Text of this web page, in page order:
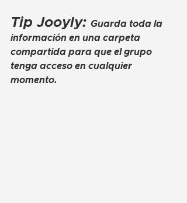
Tip Jooyly: Guarda toda la
información en una carpeta
compartida para que el grupo
tenga acceso en cualquier
momento.